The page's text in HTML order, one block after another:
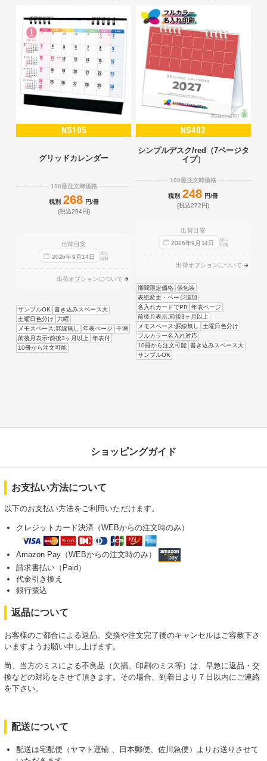
NS105
グリッドカレンダー
100冊注文時価格
税別 268 円/冊
(税込294円)
出荷目安
2026年9 月 14日
迄に
出荷
出荷オプションについて
サンプルOK
書き込みスペース大
土曜日色分け
六曜
メモスペース:罫線無し
年表ページ
干潮
前後月表示:前後3ヶ月以上
年表付
10冊から注文可能
NS402
シンプルデスク/red（7ページタ
イプ）
100冊注文時価格
税別 248 円/冊
(税込272円)
出荷目安
2026年9 月 14日
迄に
出荷
出荷オプションについて
期間限定価格 個包装
表紙変更・ページ追加
名入れカードでPR 年表ページ
前後月表示:前後3ヶ月以上
メモスペース:罫線無し
土曜日色分け
フルカラー名入れ対応
10冊から注文可能 書き込みスペース大
サンプルOK
ショッピングガイド
お支払い方法について
以下のお支払い方法をご利用いただけます。
クレジットカード決済（WEBからの注文時のみ）
Amazon Pay（WEBからの注文時のみ）
請求書払い（Paid）
代金引き換え
銀行振込
返品について
お客様のご都合による返品、交換や注文完了後のキャンセルはご容赦下さ
いますようお願い申し上げます。
尚、当方のミスによる不良品（欠損、印刷のミス等）は、早急に返品・交
換などの対応をさせて頂きます。その場合、到着日より７日以内にご連絡
を下さい。
配送について
配送は宅配便（ヤマト運輸 、日本郵便、佐川急便）よりお送りさせて